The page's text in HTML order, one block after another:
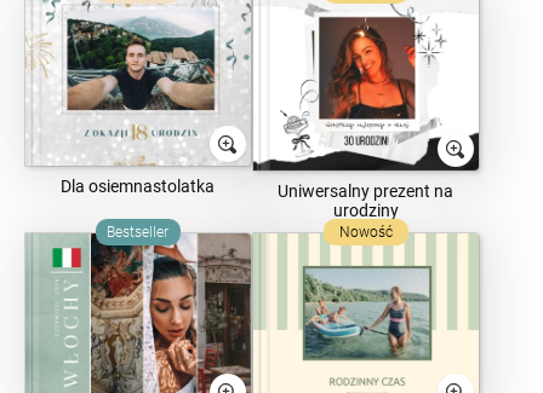
Dla osiemnastolatka
Uniwersalny prezent na
urodziny
Bestseller Nowość